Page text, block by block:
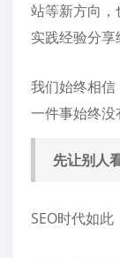
站等新方向
实践经验分享
我们始终相
一件事始终没
先让别人
SEO时代如此